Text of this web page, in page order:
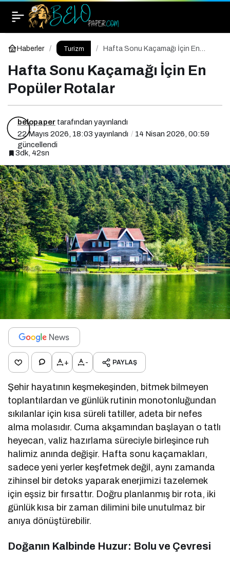
Haberler Turizm
Hafta Sonu Kaçamağı İçin En
Hafta Sonu Kaçamağı İçin En
Popüler Rotalar
belopaper tarafından yayınlandı
22 Mayıs 2026, 18:03 yayınlandı
14 Nisan 2026, 00:59
güncellendi
3dk, 42sn
+ - PAYLAŞ
Şehir hayatının keşmekeşinden, bitmek bilmeyen
toplantılardan ve günlük rutinin monotonluğundan
sıkılanlar için kısa süreli tatiller, adeta bir nefes
alma molasıdır. Cuma akşamından başlayan o tatlı
heyecan, valiz hazırlama süreciyle birleşince ruh
halimiz anında değişir. Hafta sonu kaçamakları,
sadece yeni yerler keşfetmek değil, aynı zamanda
zihinsel bir detoks yaparak enerjimizi tazelemek
için eşsiz bir fırsattır. Doğru planlanmış bir rota, iki
günlük kısa bir zaman dilimini bile unutulmaz bir
anıya dönüştürebilir.
Doğanın Kalbinde Huzur: Bolu ve Çevresi
Hafta Sonu Kaçamağı İçin En Popüler Rotalar
Paylaş